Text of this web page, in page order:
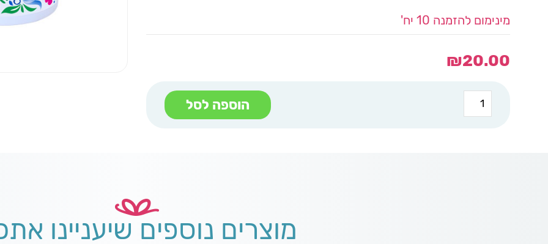
מינימום להזמנה 10 יח'
₪20.00
כמות
של
ספל
הוספה לסל
מוצרים נוספים שיעניינו